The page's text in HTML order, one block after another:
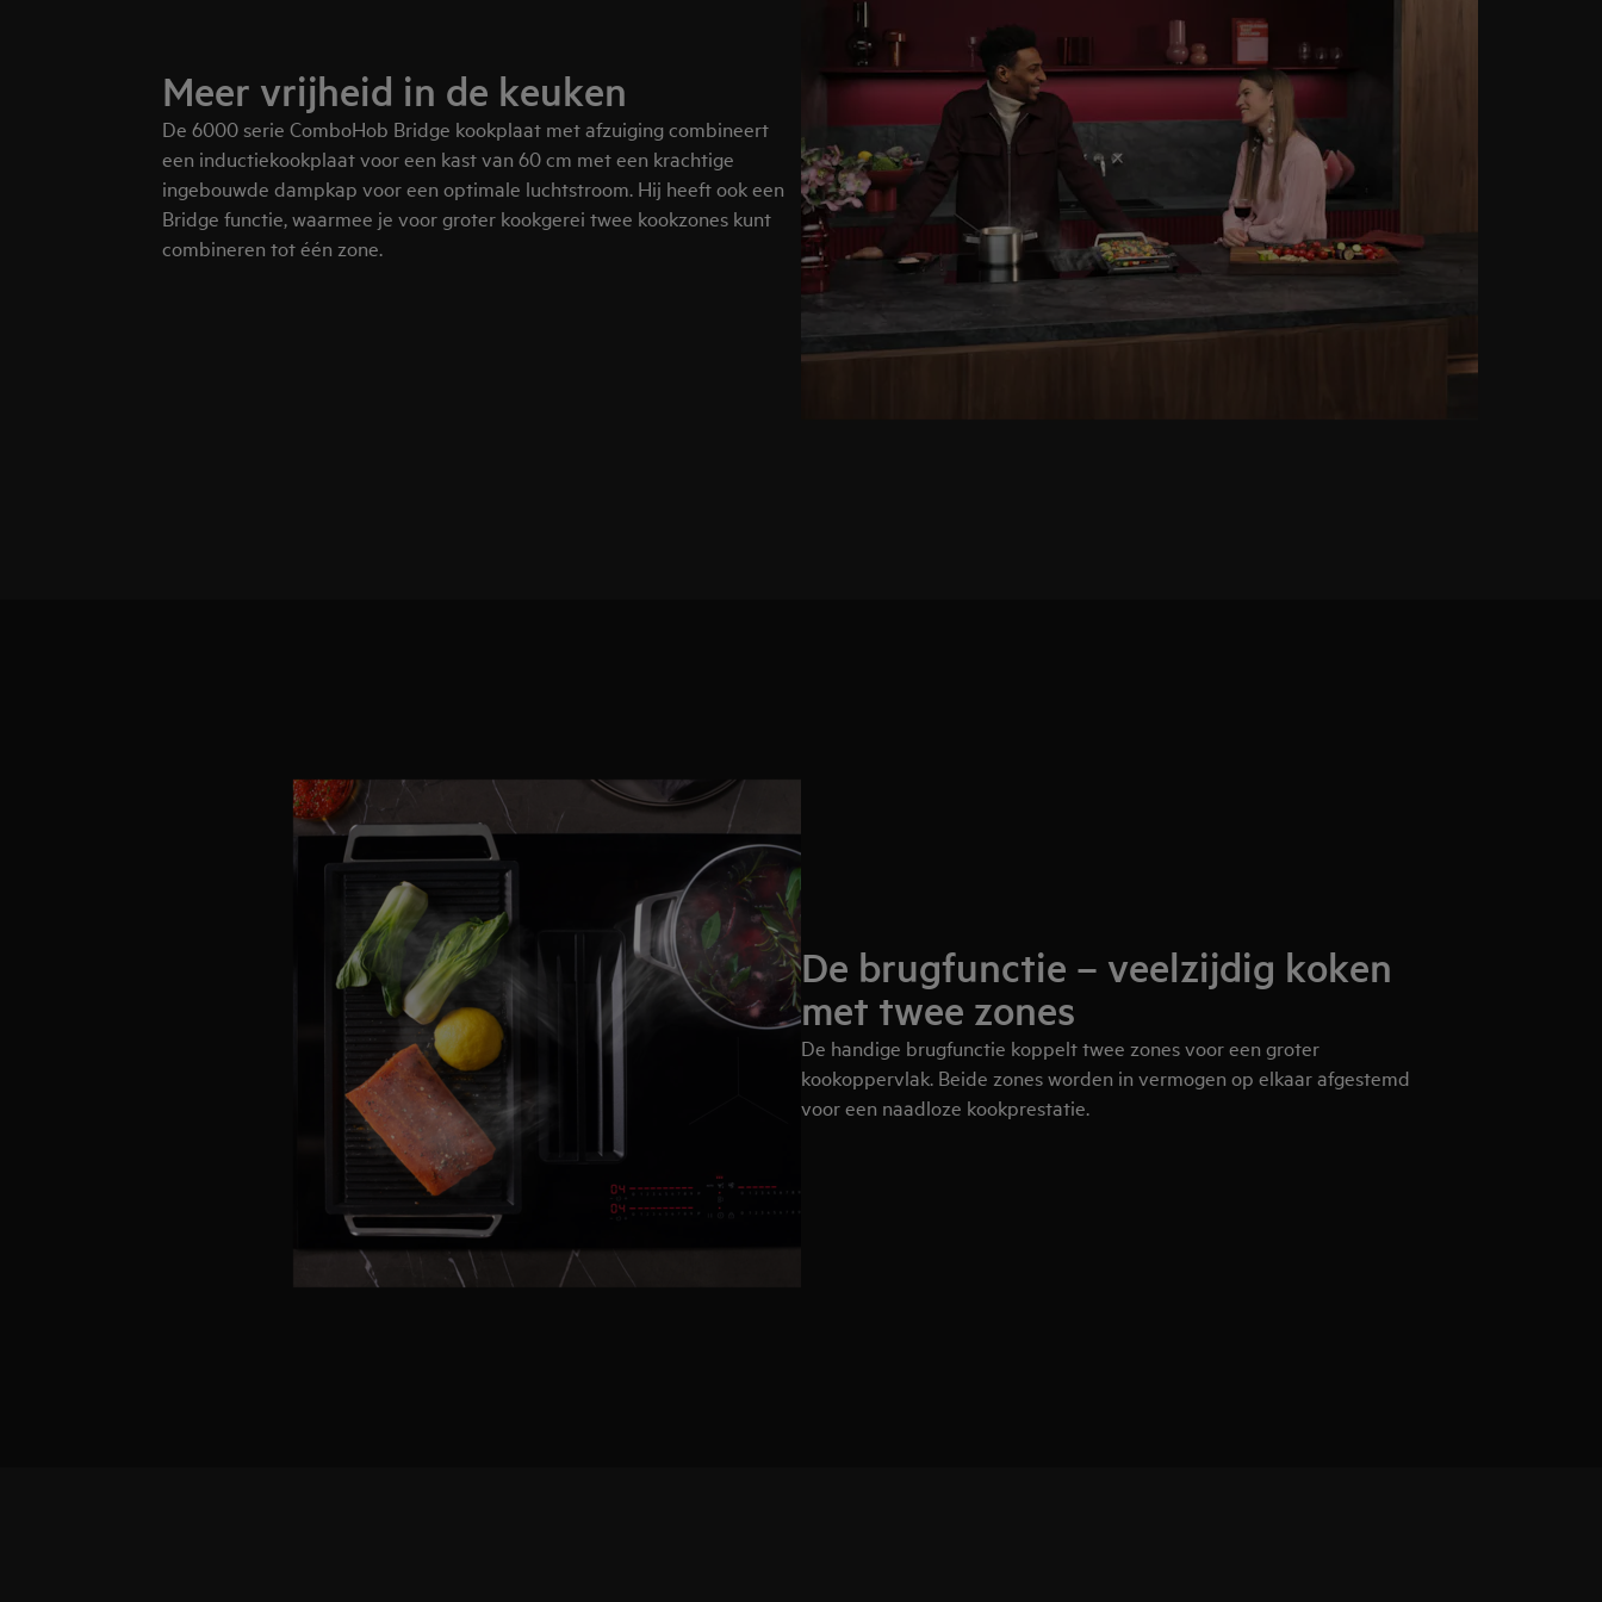
Meer vrijheid in de keuken
De 6000 serie ComboHob Bridge kookplaat met afzuiging combineert
een inductiekookplaat voor een kast van 60 cm met een krachtige
ingebouwde dampkap voor een optimale luchtstroom. Hij heeft ook een
Bridge functie, waarmee je voor groter kookgerei twee kookzones kunt
combineren tot één zone.
De brugfunctie – veelzijdig koken
met twee zones
De handige brugfunctie koppelt twee zones voor een groter
kookoppervlak. Beide zones worden in vermogen op elkaar afgestemd
voor een naadloze kookprestatie.